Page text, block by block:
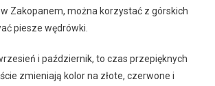
Zakopanem, można korzystać z górskich
piesze wędrówki.
i październik, to czas przepięknych
zmieniają kolor na złote, czerwone i